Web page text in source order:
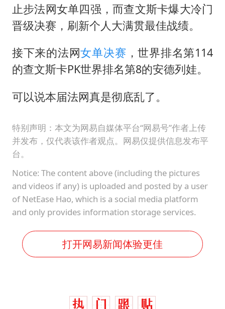
止步法网女单四强，而查文斯卡爆大冷门
晋级决赛，刷新个人大满贯最佳战绩。
接下来的法网女单决赛 ，世界排名第114
的查文斯卡PK世界排名第8的安德列娃。
可以说本届法网真是彻底乱了。
特别声明：本文为网易自媒体平台“网易号”作者上传
并发布，仅代表该作者观点。网易仅提供信息发布平
台。
Notice: The content above (including the pictures
and videos if any) is uploaded and posted by a user
of NetEase Hao, which is a social media platform
and only provides information storage services.
打开网易新闻体验更佳